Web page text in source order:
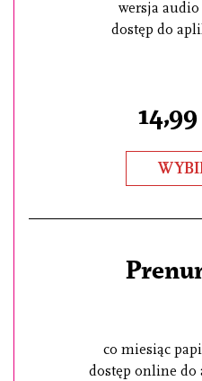
wersja
dostęp do
14,99
co miesiąc
dostęp online do